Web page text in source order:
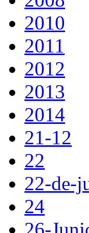
2010
2011
2012
2013
2014
21-12
22
22-de-
24